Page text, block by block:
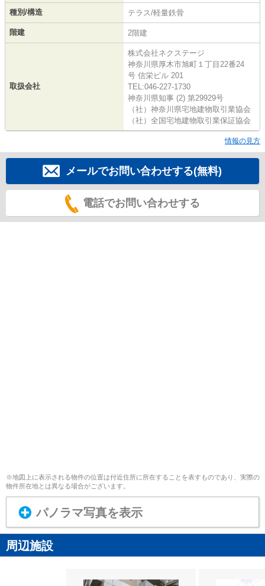
種別/構造 テラス/軽量鉄骨
階建 2階建
取扱会社
株式会社ネクステージ
神奈川県厚木市旭町１丁目22番24
号 信栄ビル 201
TEL:046-227-1730
神奈川県知事 (2) 第29929号
（社）神奈川県宅地建物取引業協会
（社）全国宅地建物取引業保証協会
情報の見方
メールでお問い合わせする(無料)
電話でお問い合わせする
※地図上に表示される物件の位置は付近住所に所在することを表すものであり、実際の
物件所在地とは異なる場合がございます。
パノラマ写真を表示
周辺施設